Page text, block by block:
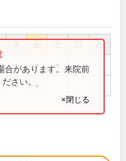
祝
● ●
●
合があります。来院前
さい。
×閉じる